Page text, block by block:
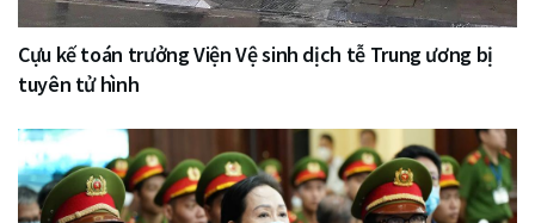
Cựu kế toán trưởng Viện Vệ sinh dịch tễ Trung ương bị
tuyên tử hình